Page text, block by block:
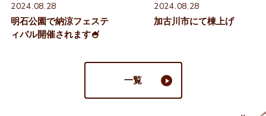
2024.08.28
明石公園で納涼フェステ
ィバル開催されます🍧
2024.08.28
加古川市にて棟上げ
一覧